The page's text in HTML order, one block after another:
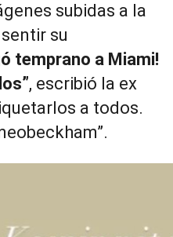
subidas a la
su
temprano a Miami!
, escribió la ex
a todos.